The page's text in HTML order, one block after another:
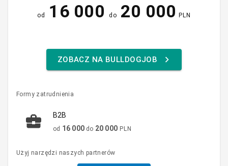
od 16 000 do 20 000 PLN
ZOBACZ NA BULLDOGJOB
Formy zatrudnienia
B2B
od 16 000 do 20 000 PLN
Użyj narzędzi naszych partnerów